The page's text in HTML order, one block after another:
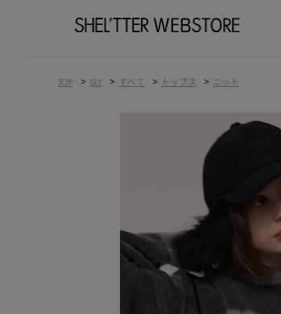
TOP > SLY > すべて > トップス > ニット